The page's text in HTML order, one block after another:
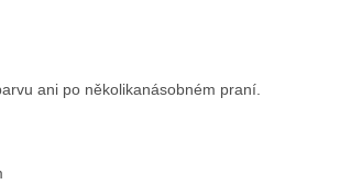
ani po několikanásobném praní.